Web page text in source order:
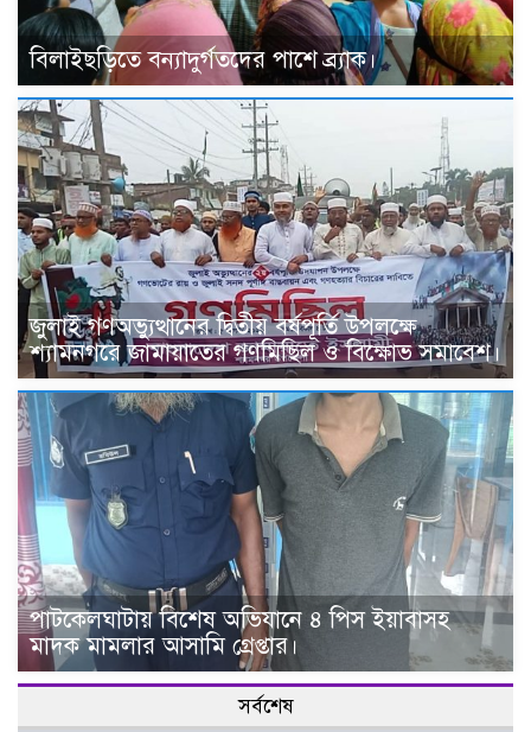
বিলাইছড়িতে বন্যাদুর্গতদের পাশে ব্র্যাক।
জুলাই গণঅভ্যুত্থানের দ্বিতীয় বর্ষপূর্তি উপলক্ষে
শ্যামনগরে জামায়াতের গণমিছিল ও বিক্ষোভ সমাবেশ।
পাটকেলঘাটায় বিশেষ অভিযানে ৪ পিস ইয়াবাসহ
মাদক মামলার আসামি গ্রেপ্তার।
সর্বশেষ